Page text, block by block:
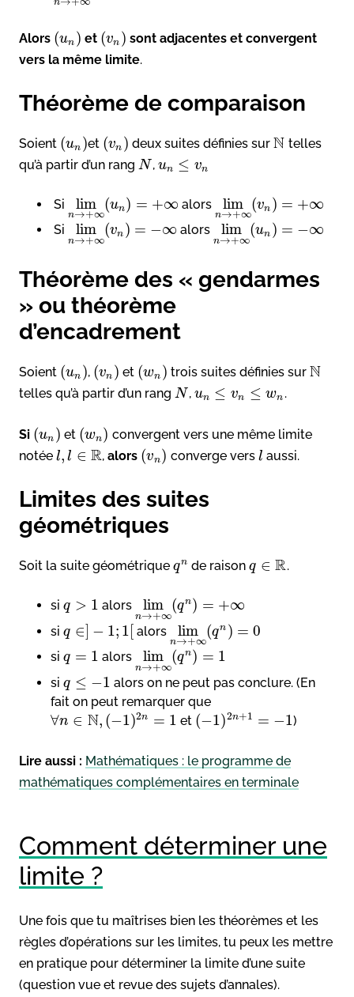
Alors (un ) et (vn ) sont adjacentes et convergent
vers la même limite.
Théorème de comparaison
Soient (un )et (vn ) deux suites définies surN telles
qu’à partir d’un rang N , un ≤ vn
Si lim
n→+∞
(un) = +∞ alors lim
n→+∞
(vn ) = +∞
Si lim
n→+∞
(vn ) = −∞ alors lim
n→+∞
(un ) = −∞
Théorème des « gendarmes
» ou théorème
d’encadrement
Soient (un ), (vn ) et (wn ) trois suites définies sur N
telles qu’à partir d’un rang N , un ≤ vn ≤ wn .
Si (un ) et (wn) convergent vers une même limite
notée l, l ∈ R,alors (vn) converge vers l aussi.
Limites des suites
géométriques
Soit la suite géométrique qn de raisonq ∈ R.
si q > 1 alors lim
n→+∞
(qn) = +∞
si q ∈] − 1; 1[ alors lim
n→+∞
(qn ) = 0
si q = 1 alors lim
n→+∞
(qn) = 1
si q ≤ −1 alors on ne peut pas conclure. (En
fait on peut remarquer que
∀n ∈ N, (−1)2n = 1 et (−1)2n+1 = −1)
Lire aussi : Mathématiques : le programme de
mathématiques complémentaires en terminale
Comment déterminer une
limite ?
Une fois que tu maîtrises bien les théorèmes et les
règles d’opérations sur les limites, tu peux les mettre
en pratique pour déterminer la limite d’une suite
(question vue et revue des sujets d’annales).